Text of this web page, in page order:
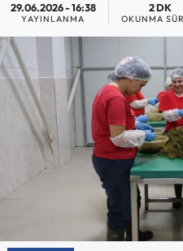
29.06.2026 - 16:38
YAYINLANMA
2 DK
OKUNMA